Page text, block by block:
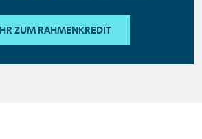
ZUM RAHMENKREDIT